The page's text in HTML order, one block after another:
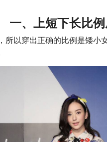
一、上短下长比
所以穿出正确的比例是矮小